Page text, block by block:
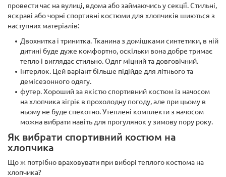
провести час на вулиці, вдома або займаючись у секції. Стильні,
яскраві або чорні спортивні костюми для хлопчиків шиються з
наступних матеріалів:
Двохнитка і тринитка. Тканина з домішками синтетики, в ній
дитині буде дуже комфортно, оскільки вона добре тримає
тепло і виглядає стильно. Одяг міцний та довговічний.
Інтерлок. Цей варіант більше підійде для літнього та
демісезонного одягу.
футер. Хороший за якістю спортивний костюм із начосом
на хлопчика зігріє в прохолодну погоду, але при цьому в
ньому не буде спекотно. Утеплені комплекти з начосом
можна вибрати навіть для прогулянок у зимову пору року.
Як вибрати спортивний костюм на
хлопчика
Що ж потрібно враховувати при виборі теплого костюма на
хлопчика?